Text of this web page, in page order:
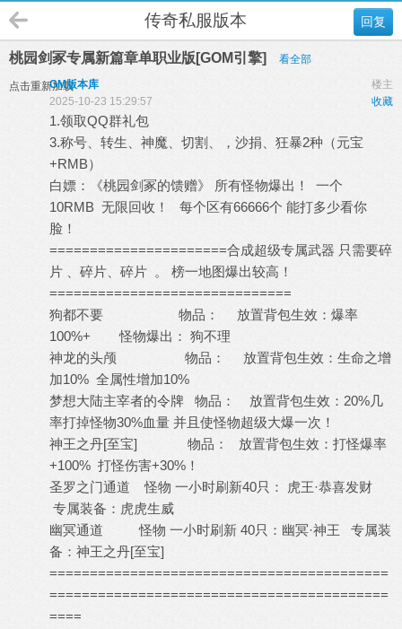
回复
传奇私服版本
桃园剑冢专属新篇章单职业版[GOM引擎] 看全部
点击重新加载 楼主
GM版本库
收藏
2025-10-23 15:29:57
1.领取QQ群礼包
3.称号、转生、神魔、切割、，沙捐、狂暴2种（元宝
+RMB）
白嫖：《桃园剑冢的馈赠》 所有怪物爆出！ 一个
10RMB 无限回收！ 每个区有66666个 能打多少看你
脸！
======================合成超级专属武器 只需要碎
片 、碎片、碎片 。 榜一地图爆出较高！
==============================
狗都不要 物品： 放置背包生效：爆率
100%+ 怪物爆出： 狗不理
神龙的头颅 物品： 放置背包生效：生命之增
加10% 全属性增加10%
梦想大陆主宰者的令牌 物品： 放置背包生效：20%几
率打掉怪物30%血量 并且使怪物超级大爆一次！
神王之丹[至宝] 物品： 放置背包生效：打怪爆率
+100% 打怪伤害+30%！
圣罗之门通道 怪物 一小时刷新40只： 虎王·恭喜发财
专属装备：虎虎生威
幽冥通道 怪物 一小时刷新 40只：幽冥·神王 专属装
备：神王之丹[至宝]
==========================================
==========================================
====